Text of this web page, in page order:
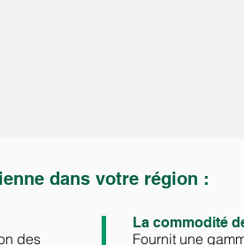
dans votre région :
des
La commodité
Fournit une